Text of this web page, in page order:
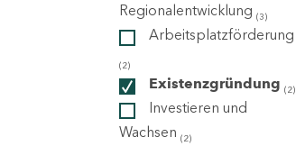
Regionalentwicklung (3)
Arbeitsplatzförderung
(2)
Existenzgründung (2)
Investieren und
Wachsen (2)